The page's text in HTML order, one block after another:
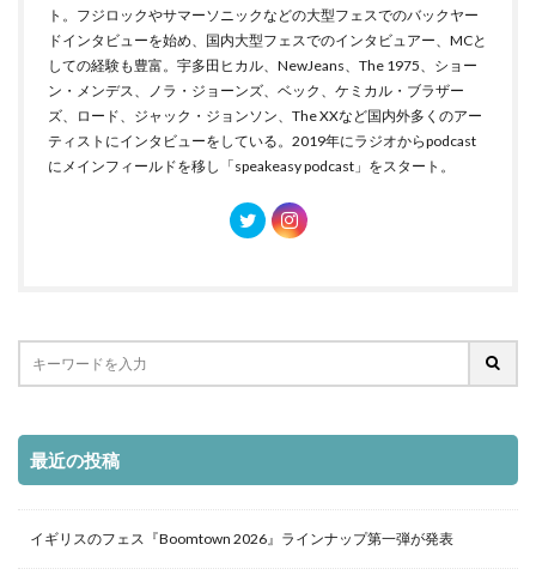
ト。フジロックやサマーソニックなどの大型フェスでのバックヤー
ドインタビューを始め、国内大型フェスでのインタビュアー、MCと
しての経験も豊富。宇多田ヒカル、NewJeans、The 1975、ショー
ン・メンデス、ノラ・ジョーンズ、ベック、ケミカル・ブラザー
ズ、ロード、ジャック・ジョンソン、The XXなど国内外多くのアー
ティストにインタビューをしている。2019年にラジオからpodcast
にメインフィールドを移し「speakeasy podcast」をスタート。
最近の投稿
イギリスのフェス『Boomtown 2026』ラインナップ第一弾が発表